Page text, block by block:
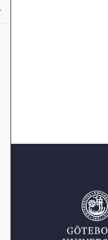
Undermeny för Aktuellt